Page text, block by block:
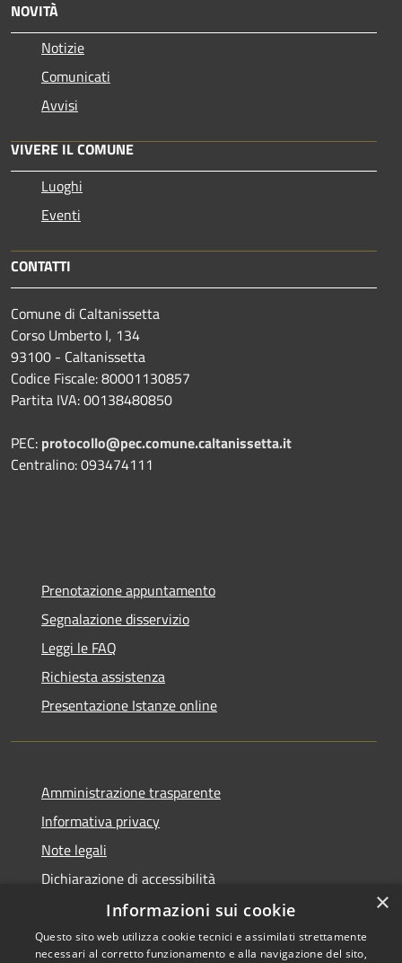
NOVITÀ
Notizie
Comunicati
Avvisi
VIVERE IL COMUNE
Luoghi
Eventi
CONTATTI
Comune di Caltanissetta
Corso Umberto I, 134
93100 - Caltanissetta
Codice Fiscale: 80001130857
Partita IVA: 00138480850
PEC: protocollo@pec.comune.caltanissetta.it
Centralino: 093474111
Prenotazione appuntamento
Segnalazione disservizio
Leggi le FAQ
Richiesta assistenza
Presentazione Istanze online
Amministrazione trasparente
Informativa privacy
Note legali
Dichiarazione di accessibilità
×
Informazioni sui cookie
Questo sito web utilizza cookie tecnici e assimilati strettamente
necessari al corretto funzionamento e alla navigazione del sito,